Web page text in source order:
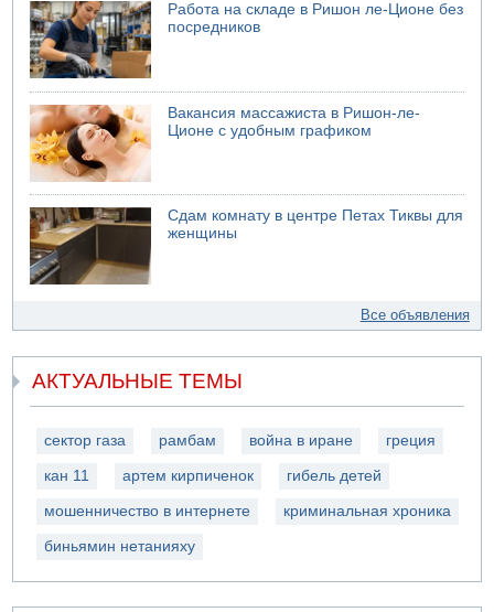
Работа на складе в Ришон ле-Ционе без
посредников
Вакансия массажиста в Ришон-ле-
Ционе с удобным графиком
Сдам комнату в центре Петах Тиквы для
женщины
Все объявления
АКТУАЛЬНЫЕ ТЕМЫ
сектор газа рамбам война в иране греция
кан 11 артем кирпиченок гибель детей
мошенничество в интернете криминальная хроника
биньямин нетанияху